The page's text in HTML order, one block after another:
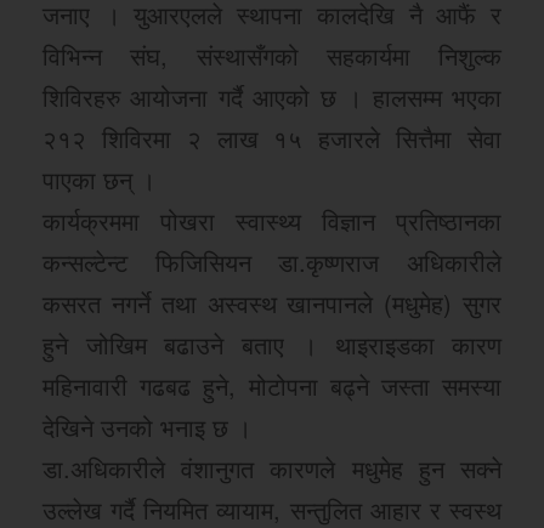
जनाए । युआरएलले स्थापना कालदेखि नै आफैं र
विभिन्न संघ, संस्थासँगको सहकार्यमा निशुल्क
शिविरहरु आयोजना गर्दै आएको छ । हालसम्म भएका
२१२ शिविरमा २ लाख १५ हजारले सित्तैमा सेवा
पाएका छन् ।
कार्यक्रममा पोखरा स्वास्थ्य विज्ञान प्रतिष्ठानका
कन्सल्टेन्ट फिजिसियन डा.कृष्णराज अधिकारीले
कसरत नगर्ने तथा अस्वस्थ खानपानले (मधुमेह) सुगर
हुने जोखिम बढाउने बताए । थाइराइडका कारण
महिनावारी गढबढ हुने, मोटोपना बढ्ने जस्ता समस्या
देखिने उनको भनाइ छ ।
डा.अधिकारीले वंशानुगत कारणले मधुमेह हुन सक्ने
उल्लेख गर्दै नियमित व्यायाम, सन्तुलित आहार र स्वस्थ